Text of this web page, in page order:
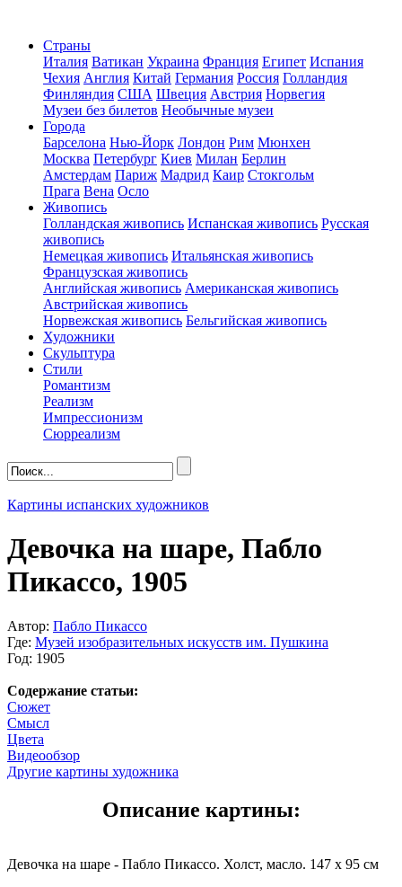
Страны
Италия Ватикан Украина Франция Египет Испания
Чехия Англия Китай Германия Россия Голландия
Финляндия США Швеция Австрия Норвегия
Музеи без билетов Необычные музеи
Города
Барселона Нью-Йорк Лондон Рим Мюнхен
Москва Петербург Киев Милан Берлин
Амстердам Париж Мадрид Каир Стокгольм
Прага Вена Осло
Живопись
Голландская живопись Испанская живопись Русская
живопись
Немецкая живопись Итальянская живопись
Французская живопись
Английская живопись Американская живопись
Австрийская живопись
Норвежская живопись Бельгийская живопись
Художники
Скульптура
Стили
Романтизм
Реализм
Импрессионизм
Сюрреализм
Картины испанских художников
Девочка на шаре, Пабло
Пикассо, 1905
Автор: Пабло Пикассо
Где: Музей изобразительных искусств им. Пушкина
Год: 1905
Содержание статьи:
Сюжет
Смысл
Цвета
Видеообзор
Другие картины художника
Описание картины:
Девочка на шаре - Пабло Пикассо. Холст, масло. 147 x 95 см